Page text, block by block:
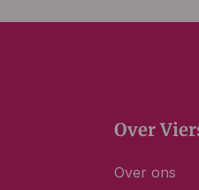
Over
Over ons